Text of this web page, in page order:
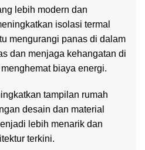
lebih modern dan
isolasi termal
mengurangi panas di dalam
dan menjaga kehangatan di
biaya energi.
tampilan rumah
desain dan material
lebih menarik dan
terkini.